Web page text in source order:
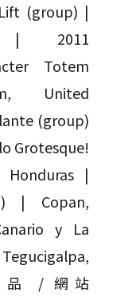
(group) |
| 2011
Totem
United
(group)
Grotesque!
|
| Copan,
y La
品 / 網站